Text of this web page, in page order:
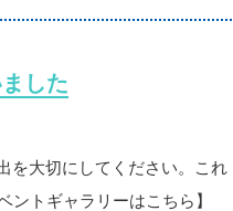
した
を大切にしてください。これ
トギャラリーはこちら】